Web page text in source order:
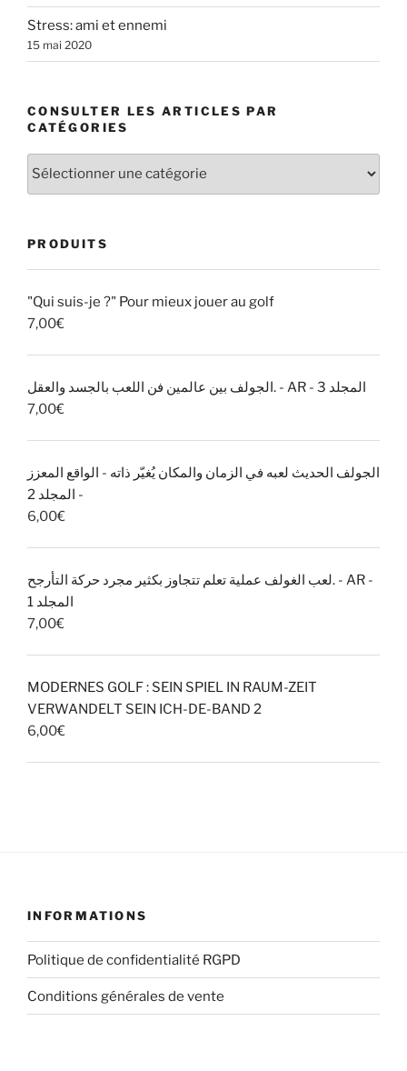
Stress: ami et ennemi
15 mai 2020
CONSULTER LES ARTICLES PAR
CATÉGORIES
Consulter
catégories
PRODUITS
"Qui suis-je ?" Pour mieux jouer au golf
7,00€
الجولف بين عالمين فن اللعب بالجسد والعقل. - AR - المجلد 3
7,00€
الجولف الحديث لعبه في الزمان والمكان يُغيّر ذاته - الواقع المعزز
- المجلد 2
6,00€
لعب الغولف عملية تعلم تتجاوز بكثير مجرد حركة التأرجح. - AR -
المجلد 1
7,00€
MODERNES GOLF : SEIN SPIEL IN RAUM-ZEIT
VERWANDELT SEIN ICH-DE-BAND 2
6,00€
INFORMATIONS
Politique de confidentialité RGPD
Conditions générales de vente